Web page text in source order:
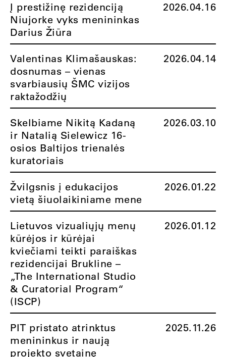
Į prestižinę rezidenciją
Niujorke vyks menininkas
Darius Žiūra
2026.04.16
Valentinas Klimašauskas:
dosnumas – vienas
svarbiausių ŠMC vizijos
raktažodžių
2026.04.14
Skelbiame Nikitą Kadaną
ir Natalią Sielewicz 16-
osios Baltijos trienalės
kuratoriais
2026.03.10
Žvilgsnis į edukacijos
vietą šiuolaikiniame mene
2026.01.22
Lietuvos vizualiųjų menų
kūrėjos ir kūrėjai
kviečiami teikti paraiškas
rezidencijai Brukline –
„The International Studio
& Curatorial Program“
(ISCP)
2026.01.12
PIT pristato atrinktus
menininkus ir naują
projekto svetainę
2025.11.26